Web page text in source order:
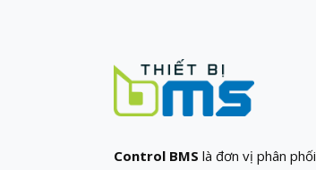
Control BMS là đơn vị phân phối